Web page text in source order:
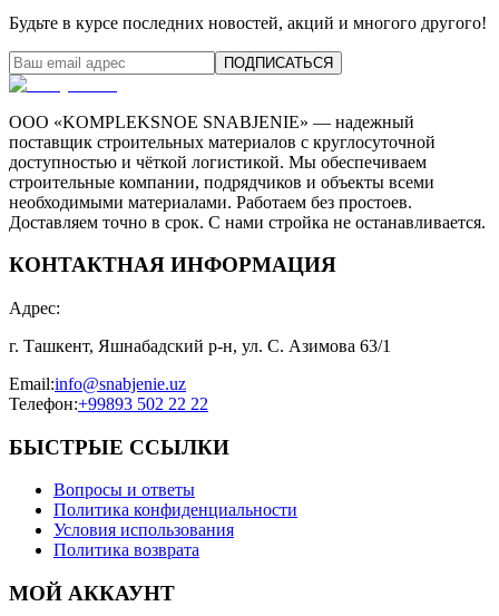
Будьте в курсе последних новостей, акций и многого другого!
ПОДПИСАТЬСЯ
ООО «KOMPLEKSNOE SNABJENIE» — надежный
поставщик строительных материалов с круглосуточной
доступностью и чёткой логистикой. Мы обеспечиваем
строительные компании, подрядчиков и объекты всеми
необходимыми материалами. Работаем без простоев.
Доставляем точно в срок. С нами стройка не останавливается.
КОНТАКТНАЯ ИНФОРМАЦИЯ
Адрес:
г. Ташкент, Яшнабадский р-н, ул. С. Азимова 63/1
Email:info@snabjenie.uz
Телефон:+99893 502 22 22
БЫСТРЫЕ ССЫЛКИ
Вопросы и ответы
Политика конфиденциальности
Условия использования
Политика возврата
МОЙ АККАУНТ